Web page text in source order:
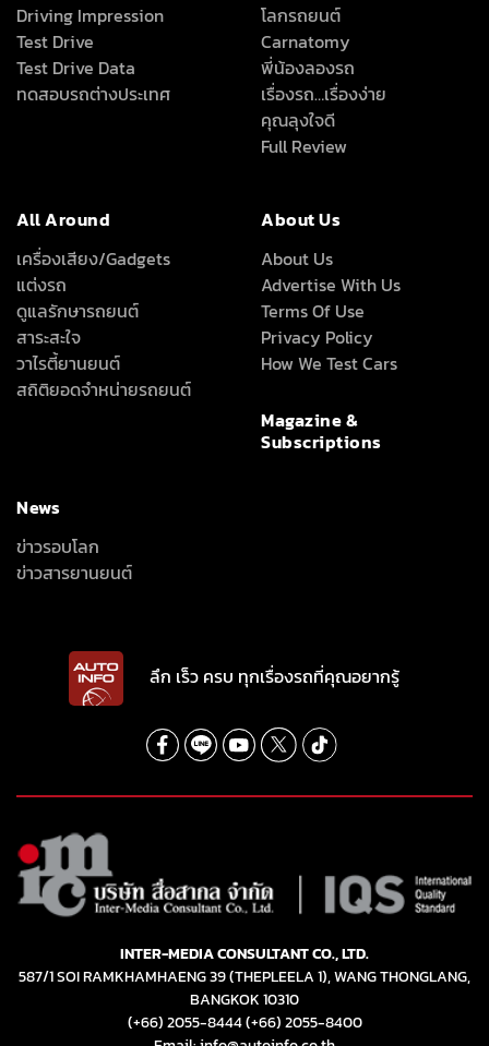
Driving Impression
Test Drive
Test Drive Data
ทดสอบรถต่างประเทศ
โลกรถยนต์
Carnatomy
พี่น้องลองรถ
เรื่องรถ…เรื่องง่าย
คุณลุงใจดี
Full Review
All Around
เครื่องเสียง/Gadgets
แต่งรถ
ดูแลรักษารถยนต์
สาระสะใจ
วาไรตี้ยานยนต์
สถิติยอดจำหน่ายรถยนต์
About Us
About Us
Advertise With Us
Terms Of Use
Privacy Policy
How We Test Cars
Magazine &
Subscriptions
News
ข่าวรอบโลก
ข่าวสารยานยนต์
ลึก เร็ว ครบ ทุกเรื่องรถที่คุณอยากรู้
INTER-MEDIA CONSULTANT CO., LTD.
587/1 SOI RAMKHAMHAENG 39 (THEPLEELA 1), WANG THONGLANG,
BANGKOK 10310
(+66) 2055-8444(+66) 2055-8400